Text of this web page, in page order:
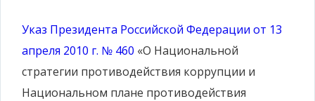
Указ Президента Российской Федерации от 13
апреля 2010 г. № 460 «О Национальной
стратегии противодействия коррупции и
Национальном плане противодействия